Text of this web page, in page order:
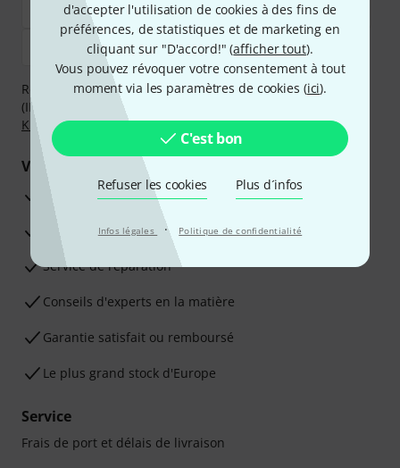
d'accepter l'utilisation de cookies à des fins de
préférences, de statistiques et de marketing en
cliquant sur "D'accord!" (afficher tout).
Vous pouvez révoquer votre consentement à tout
moment via les paramètres de cookies (ici).
C'est bon
Refuser les cookies Plus d´infos
Infos légales · Politique de confidentialité
Réglez de manière sûre et sécurisée par Virement
(IBAN/BIC), PayPal, Amazon Pay,
Klarna Payer en 3 foisou Carte de crédit.
Vos avantages
Ga­ran­tie Thomann 3 ans
Garantie 30 jours satisfait ou remboursé
Service de réparation
Conseils d'experts en la matière
Garantie satisfait ou remboursé
Le plus grand stock d'Europe
Service
Frais de port et délais de livraison